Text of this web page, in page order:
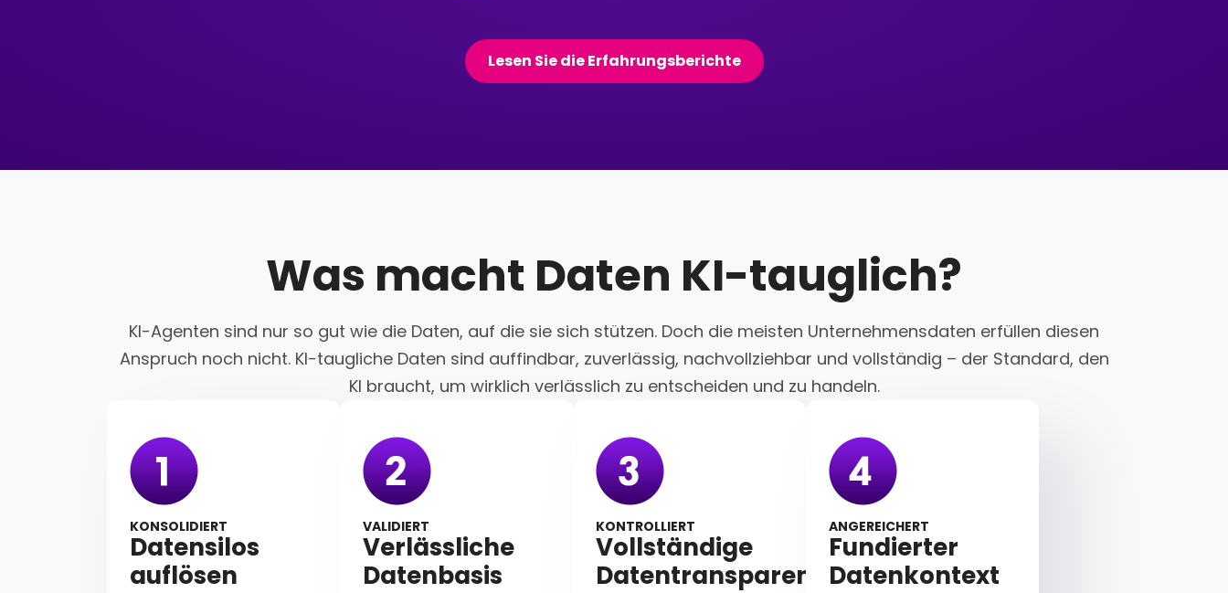
Lesen Sie die Erfahrungsberichte
Was macht Daten KI-tauglich?
KI-Agenten sind nur so gut wie die Daten, auf die sie sich stützen. Doch die meisten Unternehmensdaten erfüllen diesen
Anspruch noch nicht. KI-taugliche Daten sind auffindbar, zuverlässig, nachvollziehbar und vollständig – der Standard, den
KI braucht, um wirklich verlässlich zu entscheiden und zu handeln.
KONSOLIDIERT
Datensilos
auflösen
VALIDIERT
Verlässliche
Datenbasis
KONTROLLIERT
Vollständige
Datentransparenz
ANGEREICHERT
Fundierter
Datenkontext